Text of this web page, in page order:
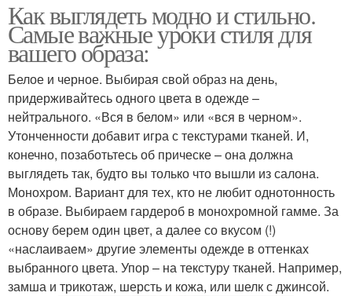
Как выглядеть модно и стильно.
Самые важные уроки стиля для
вашего образа:
Белое и черное. Выбирая свой образ на день,
придерживайтесь одного цвета в одежде –
нейтрального. «Вся в белом» или «вся в черном».
Утонченности добавит игра с текстурами тканей. И,
конечно, позаботьтесь об прическе – она должна
выглядеть так, будто вы только что вышли из салона.
Монохром. Вариант для тех, кто не любит однотонность
в образе. Выбираем гардероб в монохромной гамме. За
основу берем один цвет, а далее со вкусом (!)
«наслаиваем» другие элементы одежде в оттенках
выбранного цвета. Упор – на текстуру тканей. Например,
замша и трикотаж, шерсть и кожа, или шелк с джинсой.